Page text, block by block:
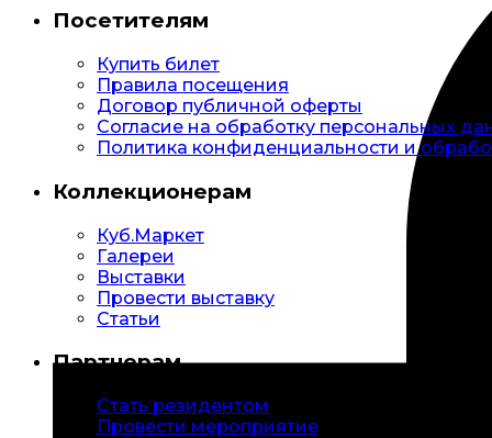
Посетителям
Купить билет
Правила посещения
Договор публичной оферты
Согласие на обработку персональных
Политика конфиденциальности и
Коллекционерам
Куб.Маркет
Галереи
Выставки
Провести выставку
Статьи
Партнерам
Стать резидентом
Провести мероприятие